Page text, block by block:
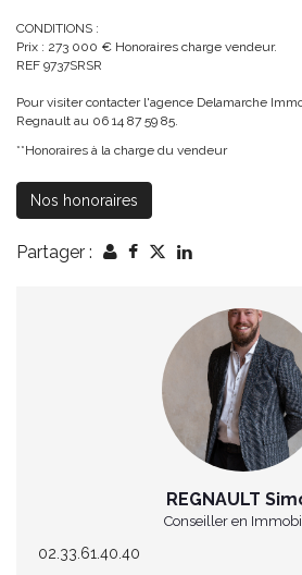
CONDITIONS :
Prix : 273 000 € Honoraires charge vendeur.
REF 9737SRSR
Pour visiter contacter l'agence Delamarche
Regnault au 06 14 87 59 85.
**Honoraires à la charge du vendeur
Nos honoraires
Partager :
REGNAULT
Conseiller en
02.33.61.40.40